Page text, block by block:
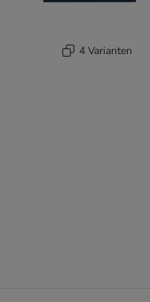
4 Varianten